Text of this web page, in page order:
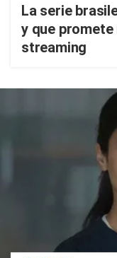
La serie
y que
streaming